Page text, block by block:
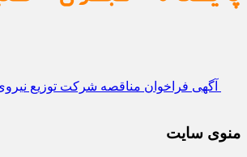
آگهی فراخوان مناقصه شرکت توزیع
منوی سایت